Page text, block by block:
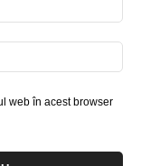
web în acest browser